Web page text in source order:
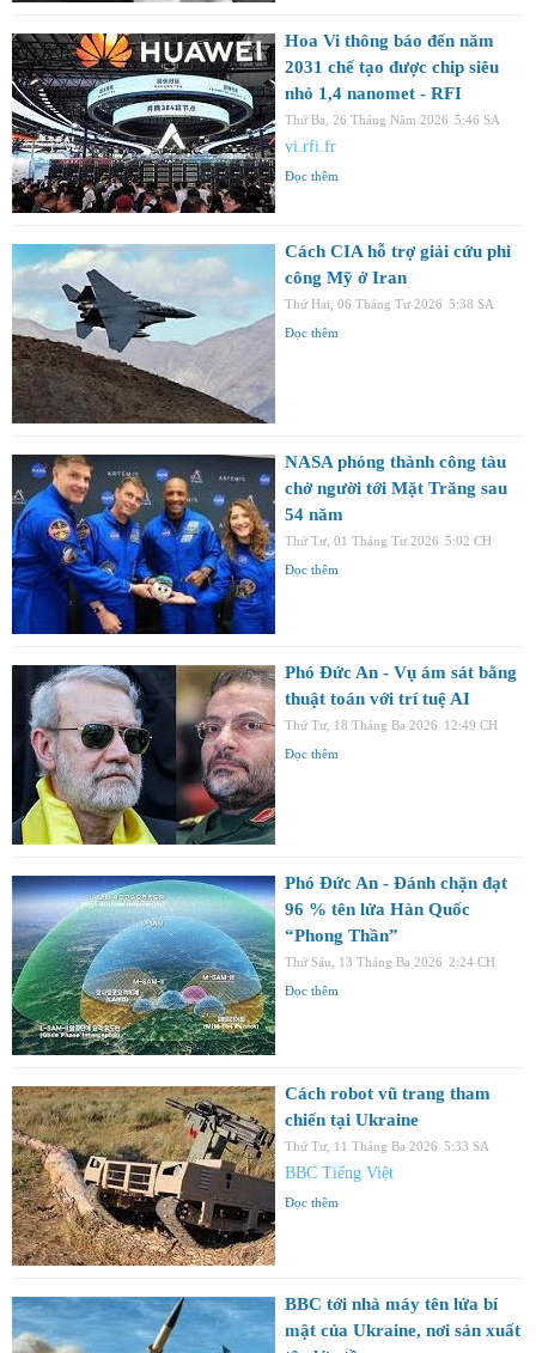
Hoa Vi thông báo đến năm
2031 chế tạo được chip siêu
nhỏ 1,4 nanomet - RFI
Thứ Ba, 26 Tháng Năm 2026 5:46 SA
vi.rfi.fr
Đọc thêm
Cách CIA hỗ trợ giải cứu phi
công Mỹ ở Iran
Thứ Hai, 06 Tháng Tư 2026 5:38 SA
Đọc thêm
NASA phóng thành công tàu
chở người tới Mặt Trăng sau
54 năm
Thứ Tư, 01 Tháng Tư 2026 5:02 CH
Đọc thêm
Phó Đức An - Vụ ám sát bằng
thuật toán với trí tuệ AI
Thứ Tư, 18 Tháng Ba 2026 12:49 CH
Đọc thêm
Phó Đức An - Đánh chặn đạt
96 % tên lửa Hàn Quốc
“Phong Thần”
Thứ Sáu, 13 Tháng Ba 2026 2:24 CH
Đọc thêm
Cách robot vũ trang tham
chiến tại Ukraine
Thứ Tư, 11 Tháng Ba 2026 5:33 SA
BBC Tiếng Việt
Đọc thêm
BBC tới nhà máy tên lửa bí
mật của Ukraine, nơi sản xuất